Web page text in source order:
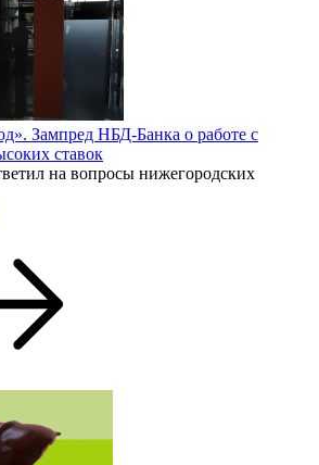
Зампред НБД-Банка о работе с
ставок
на вопросы нижегородских